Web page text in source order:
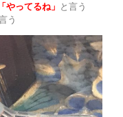
ってるね」 と言う
う